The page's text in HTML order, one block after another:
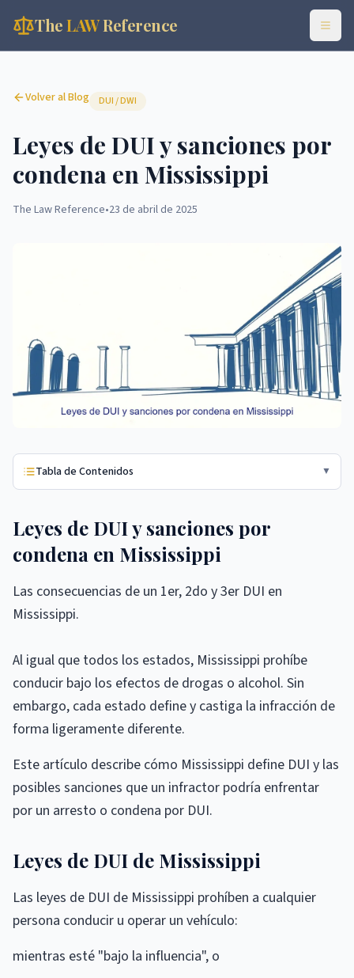
TheLAWReference
Volver al Blog DUI / DWI
Leyes de DUI y sanciones por
condena en Mississippi
The Law Reference•23 de abril de 2025
Tabla de Contenidos ▼
Leyes de DUI y sanciones por
condena en Mississippi
Las consecuencias de un 1er, 2do y 3er DUI en
Mississippi.
Al igual que todos los estados, Mississippi prohíbe
conducir bajo los efectos de drogas o alcohol. Sin
embargo, cada estado define y castiga la infracción de
forma ligeramente diferente.
Este artículo describe cómo Mississippi define DUI y las
posibles sanciones que un infractor podría enfrentar
por un arresto o condena por DUI.
Leyes de DUI de Mississippi
Las leyes de DUI de Mississippi prohíben a cualquier
persona conducir u operar un vehículo:
mientras esté "bajo la influencia", o